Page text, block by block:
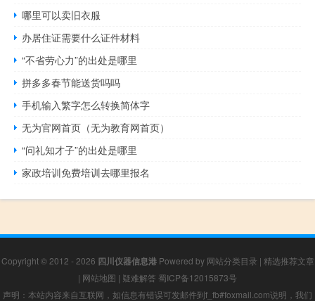
哪里可以卖旧衣服
办居住证需要什么证件材料
“不省劳心力”的出处是哪里
拼多多春节能送货吗吗
手机输入繁字怎么转换简体字
无为官网首页（无为教育网首页）
“问礼知才子”的出处是哪里
家政培训免费培训去哪里报名
Copyright © 2012 - 2026 四川仪器信息港Powered by 网站分类目录 | 精选推荐文章
| 网站地图 | 疑难解答 蜀ICP备12015873号
声明：本站内容来自互联网，如信息有错误可发邮件到f_fb#foxmail.com说明，我们